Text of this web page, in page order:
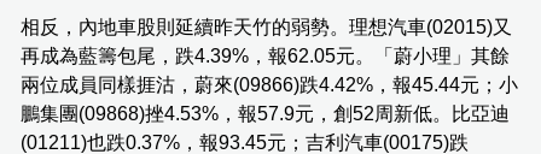
相反，內地車股則延續昨天竹的弱勢。理想汽車(02015)又
再成為藍籌包尾，跌4.39%，報62.05元。「蔚小理」其餘
兩位成員同樣捱沽，蔚來(09866)跌4.42%，報45.44元；小
鵬集團(09868)挫4.53%，報57.9元，創52周新低。比亞迪
(01211)也跌0.37%，報93.45元；吉利汽車(00175)跌